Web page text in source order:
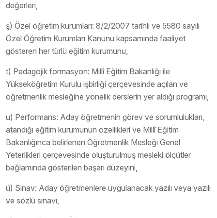
değerleri,
ş) Özel öğretim kurumları: 8/2/2007 tarihli ve 5580 sayılı
Özel Öğretim Kurumları Kanunu kapsamında faaliyet
gösteren her türlü eğitim kurumunu,
t) Pedagojik formasyon: Millî Eğitim Bakanlığı ile
Yükseköğretim Kurulu işbirliği çerçevesinde açılan ve
öğretmenlik mesleğine yönelik derslerin yer aldığı programı,
u) Performans: Aday öğretmenin görev ve sorumlulukları,
atandığı eğitim kurumunun özellikleri ve Millî Eğitim
Bakanlığınca belirlenen Öğretmenlik Mesleği Genel
Yeterlikleri çerçevesinde oluşturulmuş mesleki ölçütler
bağlamında gösterilen başarı düzeyini,
ü) Sınav: Aday öğretmenlere uygulanacak yazılı veya yazılı
ve sözlü sınavı,